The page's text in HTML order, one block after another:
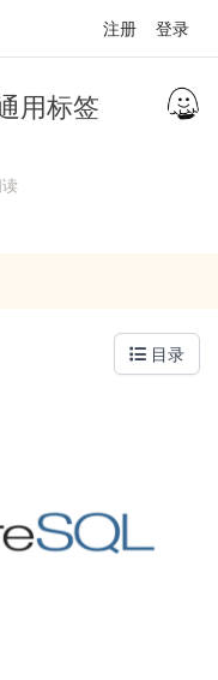
注册 登录
用标签
目录